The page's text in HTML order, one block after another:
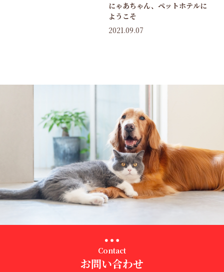
にゃあちゃん、ペットホテルに
ようこそ
2021.09.07
Contact
お問い合わせ